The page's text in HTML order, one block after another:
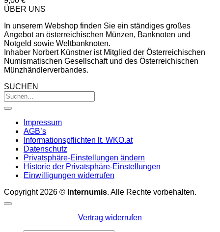
ÜBER UNS
In unserem Webshop finden Sie ein ständiges großes
Angebot an österreichischen Münzen, Banknoten und
Notgeld sowie Weltbanknoten.
Inhaber Norbert Künstner ist Mitglied der Österreichischen
Numismatischen Gesellschaft und des Österreichischen
Münzhändlerverbandes.
SUCHEN
Impressum
AGB’s
Informationspflichten lt. WKO.at
Datenschutz
Privatsphäre-Einstellungen ändern
Historie der Privatsphäre-Einstellungen
Einwilligungen widerrufen
Copyright 2026 © Internumis. Alle Rechte vorbehalten.
Vertrag widerrufen